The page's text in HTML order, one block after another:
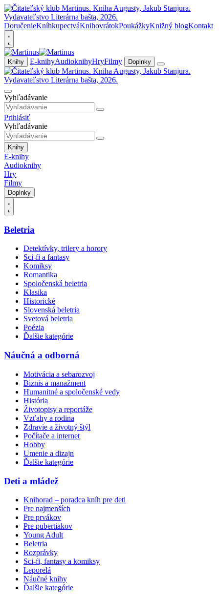
DoručenieKníhkupectváKnihovrátokPoukážkyKnižný blogKontakt
Knihy E-knihyAudioknihyHryFilmy Doplnky
Vyhľadávanie
Prihlásiť
Vyhľadávanie
Knihy
E-knihy
Audioknihy
Hry
Filmy
Doplnky
Beletria
Detektívky, trilery a horory
Sci-fi a fantasy
Komiksy
Romantika
Spoločenská beletria
Klasika
Historické
Slovenská beletria
Svetová beletria
Poézia
Ďalšie kategórie
Náučná a odborná
Motivácia a sebarozvoj
Biznis a manažment
Humanitné a spoločenské vedy
História
Životopisy a reportáže
Vzťahy a rodina
Zdravie a životný štýl
Počítače a internet
Hobby
Umenie a dizajn
Ďalšie kategórie
Deti a mládež
Knihorad – poradca kníh pre deti
Pre najmenších
Pre prvákov
Pre pubertiakov
Young Adult
Beletria
Rozprávky
Sci-fi, fantasy a komiksy
Leporelá
Náučné knihy
Ďalšie kategórie